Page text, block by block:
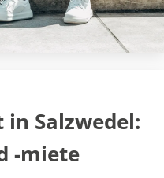
Salzwedel:
-miete